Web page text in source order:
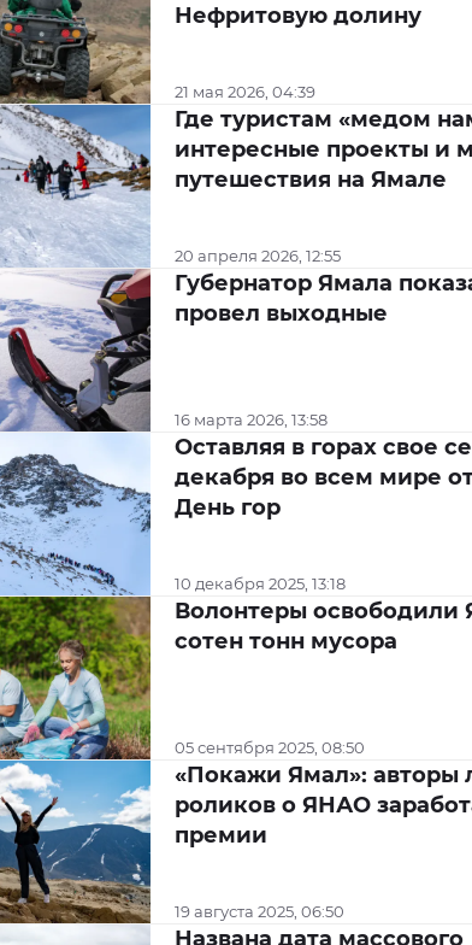
Нефритовую долину
21 мая 2026, 04:39
Где туристам «медом
интересные проекты и
путешествия на Ямале
20 апреля 2026, 12:55
Губернатор Ямала
провел выходные
16 марта 2026, 13:58
Оставляя в горах свое
декабря во всем мире
День гор
10 декабря 2025, 13:18
Волонтеры освободили
сотен тонн мусора
05 сентября 2025, 08:50
«Покажи Ямал»: авторы
роликов о ЯНАО
премии
19 августа 2025, 06:50
Названа дата массового